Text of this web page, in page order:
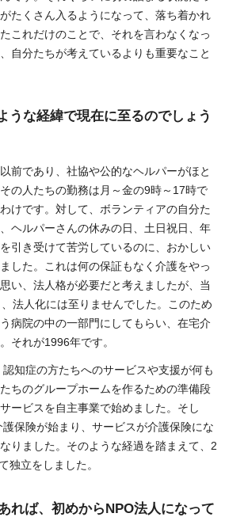
たくさん入るようになって、落ち着かれ
これだけのことで、それを言わなくなっ
自分たちが考えているよりも重要なこと
うな経緯で現在に至るのでしょう
前であり、社協や公的なヘルパーがほと
の人たちの勤務は月～金の9時～17時で
けです。対して、ボランティアの自分た
ヘルパーさんの休みの日、土日祝日、年
引き受けて苦労しているのに、おかしい
した。これは何の保証もなく介護をやっ
い、法人格が必要だと考えましたが、当
法人化には至りませんでした。このため
病院の中の一部門にしてもらい、在宅介
それが1996年です。
知症の方たちへのサービスや支援が何も
ちのグループホームを作るための準備段
ービスを自主事業で始めました。そし
保険が始まり、サービスが介護保険にな
りました。そのような経過を踏まえて、2
独立をしました。
れば、初めからNPO法人になって